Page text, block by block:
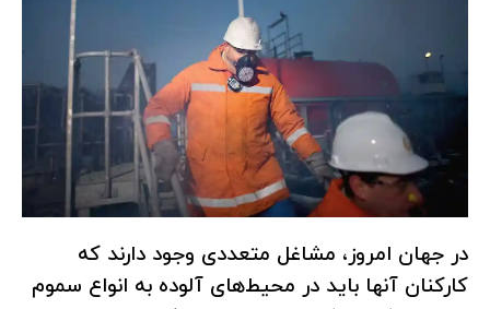
در جهان امروز، مشاغل متعددی وجود دارند که
کارکنان آنها باید در محیط‌های آلوده به انواع سموم